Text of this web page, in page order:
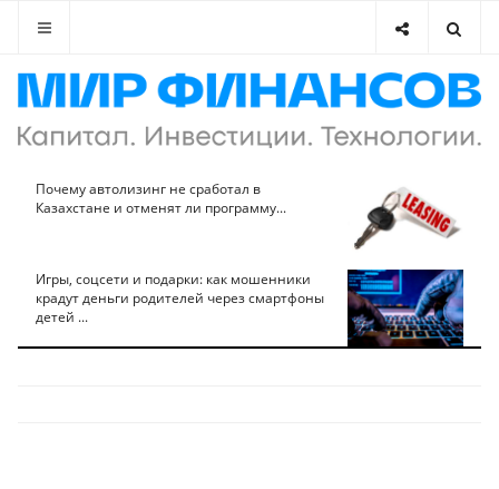
Почему автолизинг не сработал в
Казахстане и отменят ли программу...
Игры, соцсети и подарки: как мошенники
крадут деньги родителей через смартфоны
детей ...